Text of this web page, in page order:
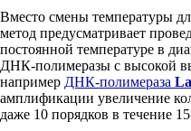
Вместо смены температуры
метод предусматривает
постоянной температуре в
ДНК-полимеразы с высокой
например ДНК-полимераза
амплификации увеличение
даже 10 порядков в течение